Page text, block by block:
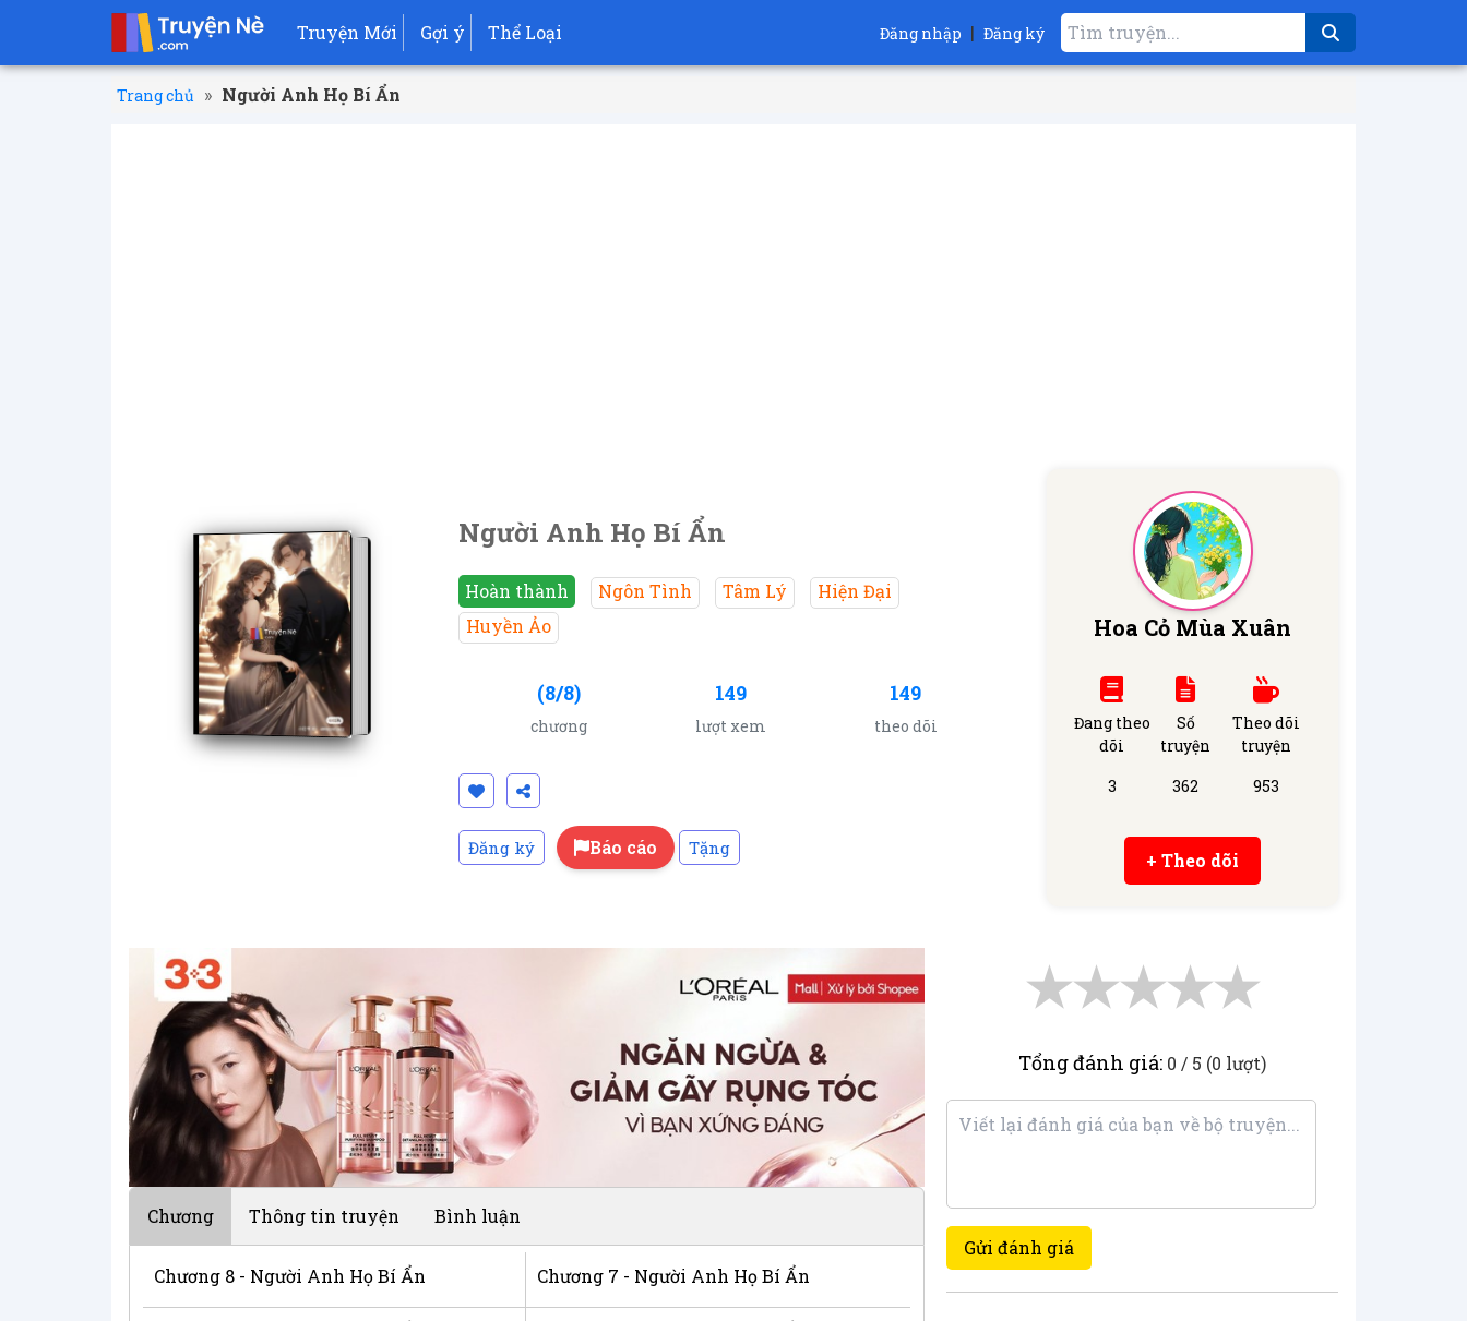
Truyện Mới Gợi ý Thể Loại Đăng nhập | Đăng ký
Trang chủ » Người Anh Họ Bí Ẩn
Người Anh Họ Bí Ẩn
Hoàn thành Ngôn Tình Tâm Lý
Hiện Đại
Huyền Ảo
(8/8)
chương
149
lượt xem
149
theo dõi
Đăng ký Báo cáo Tặng
Hoa Cỏ Mùa Xuân
Đang theo
dõi
3
Số
truyện
362
Theo dõi
truyện
953
+ Theo dõi
Chương Thông tin truyện Bình luận
Chương 8 - Người Anh Họ Bí Ẩn Chương 7 - Người Anh Họ Bí Ẩn
★
★
★
★
★
Tổng đánh giá: 0 / 5 (0 lượt)
Gửi đánh giá